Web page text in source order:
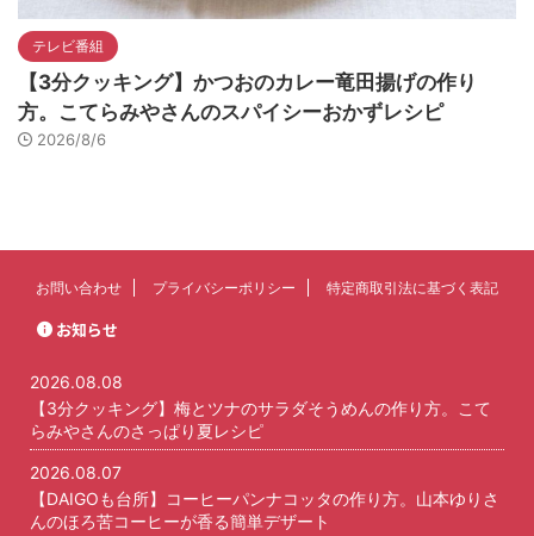
テレビ番組
【3分クッキング】かつおのカレー竜田揚げの作り
方。こてらみやさんのスパイシーおかずレシピ
2026/8/6
お問い合わせ プライバシーポリシー 特定商取引法に基づく表記
お知らせ
2026.08.08
【3分クッキング】梅とツナのサラダそうめんの作り方。こて
らみやさんのさっぱり夏レシピ
2026.08.07
【DAIGOも台所】コーヒーパンナコッタの作り方。山本ゆりさ
んのほろ苦コーヒーが香る簡単デザート